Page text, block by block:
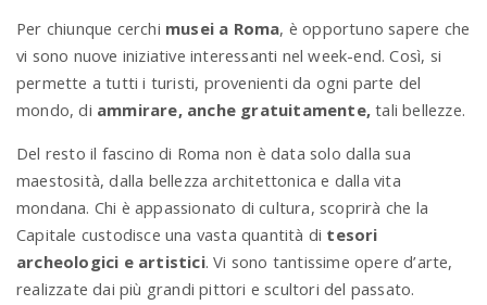
Per chiunque cerchi musei a Roma, è opportuno sapere che
vi sono nuove iniziative interessanti nel week-end. Così, si
permette a tutti i turisti, provenienti da ogni parte del
mondo, di ammirare, anche gratuitamente,tali bellezze.
Del resto il fascino di Roma non è data solo dalla sua
maestosità, dalla bellezza architettonica e dalla vita
mondana. Chi è appassionato di cultura, scoprirà che la
Capitale custodisce una vasta quantità di tesori
archeologici e artistici. Vi sono tantissime opere d’arte,
realizzate dai più grandi pittori e scultori del passato.